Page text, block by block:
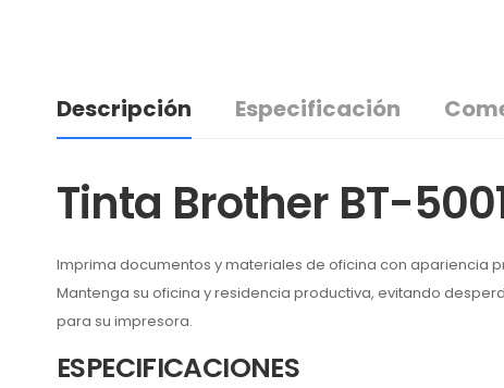
Descripción Especificación
Tinta Brother BT-
Imprima documentos y materiales de oficina con apariencia
Mantenga su oficina y residencia productiva, evitando
para su impresora.
ESPECIFICACIONES